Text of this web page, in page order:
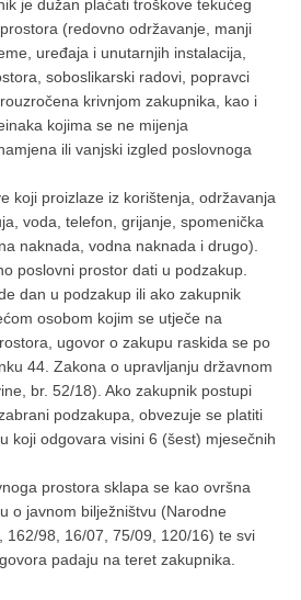
je dužan plaćati troškove tekućeg
(redovno održavanje, manji
uređaja i unutarnjih instalacija,
soboslikarski radovi, popravci
krivnjom zakupnika, kao i
kojima se ne mijenja
ili vanjski izgled poslovnoga
koji proizlaze iz korištenja, održavanja
voda, telefon, grijanje, spomenička
naknada, vodna naknada i drugo).
poslovni prostor dati u podzakup.
dan u podzakup ili ako zakupnik
osobom kojim se utječe na
ugovor o zakupu raskida se po
44. Zakona o upravljanju državnom
br. 52/18). Ako zakupnik postupi
podzakupa, obvezuje se platiti
koji odgovara visini 6 (šest) mjesečnih
prostora sklapa se kao ovršna
o javnom bilježništvu (Narodne
162/98, 16/07, 75/09, 120/16) te svi
padaju na teret zakupnika.